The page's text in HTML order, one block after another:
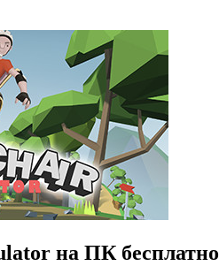
на ПК бесплатно